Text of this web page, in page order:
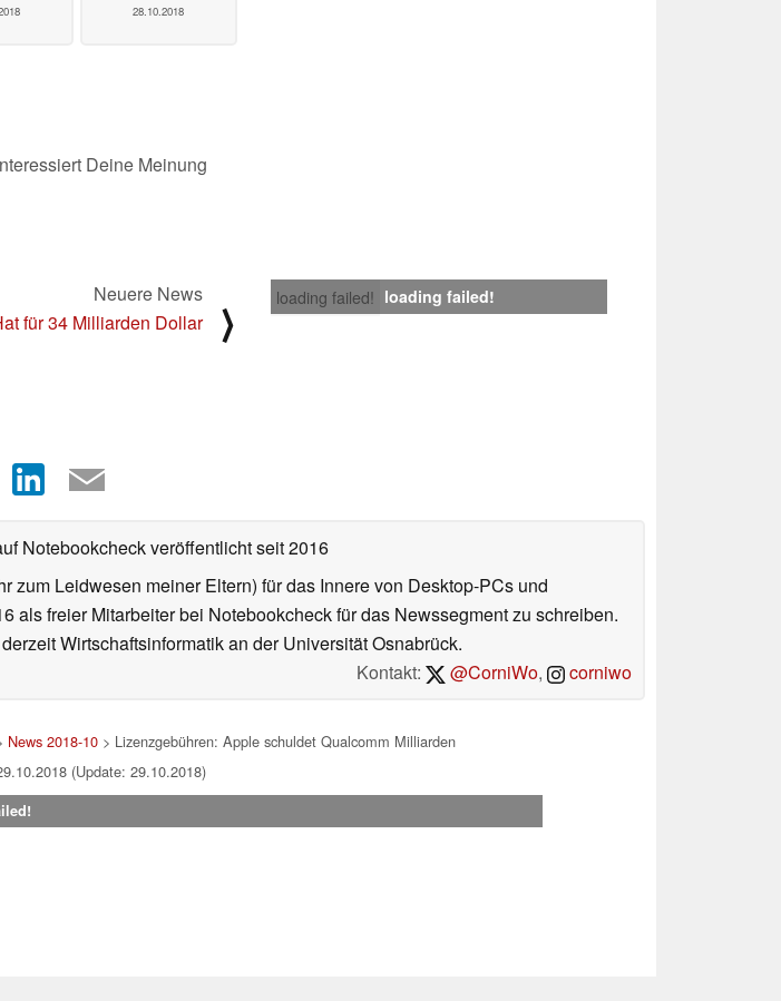
28.10.2018
Deine Meinung
loading failed! loading failed!
Neuere News
für 34 Milliarden Dollar
⟩
Notebookcheck veröffentlichtseit 2016
zum Leidwesen meiner Eltern) für das Innere von Desktop-PCs und
als freier Mitarbeiter bei Notebookcheck für das Newssegment zu schreiben.
Wirtschaftsinformatik an der Universität Osnabrück.
Kontakt:
@CorniWo, corniwo
News 2018-10 > Lizenzgebühren: Apple schuldet Qualcomm Milliarden
(Update: 29.10.2018)